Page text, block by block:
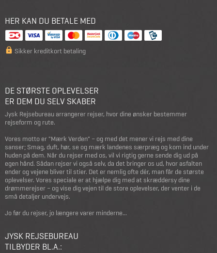
HER KAN DU BETALE MED
Sikker kreditkort betaling
DE STØRSTE OPLEVELSER
ER DEM DU SELV SKABER
Jysk Rejsebureau arrangerer rejser, hvor dine ønsker bestemmer
rejseform og rute.
Vores motto er "Mærk Verden" – og med det mener vi rejs med dine
sanser; Smag, duft, hør, se og mærk landenes særpræg og kom ind under
huden på dem. Når du rejser med os, vil vi rigtig gerne sende dig ud på
egen hånd. Sådan rejser vi også selv, da det bringer os ud, hvor asfalten
ender og vejene bliver til stier. Det er nemlig ofte dér, man får de største
oplevelser. Vores speciale er at hjælpe dig med at skræddersy dine
drømmerejser – og vise dig vejen til de store oplevelser, der venter i de
små detaljer undervejs.
Jo før du rejser, jo længere varer minderne...
JYSK REJSEBUREAU
TILBYDER BL.A.: